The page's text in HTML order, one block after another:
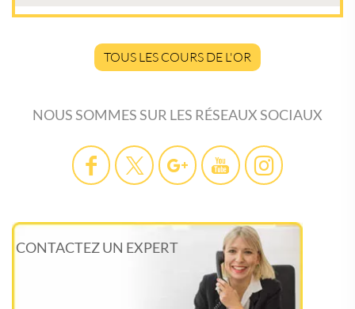
TOUS LES COURS DE L'OR
NOUS SOMMES SUR LES RÉSEAUX SOCIAUX
CONTACTEZ UN EXPERT